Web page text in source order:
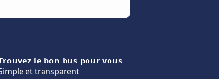
le bon bus pour vous
et transparent